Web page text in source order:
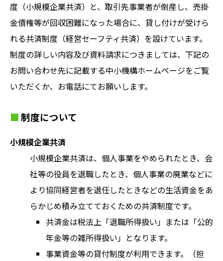
度（小規模企業共済）と、取引先事業者が倒産し、売掛
金債権等が回収困難になった場合に、貸し付けが受けら
れる共済制度（経営セーフティ共済）を設けています。
制度の詳しい内容及び資料請求につきましては、下記の
お問い合わせ先に記載する中小機構ホームページをご覧
いただくか、お電話にてお願いします。
制度について
小規模企業共済
小規模企業共済は、個人事業をやめられたとき、会
社等の役員を退職したとき、個人事業の廃業などに
より協同経営者を退任したときなどの生活資金をあ
らかじめ積み立てておくための共済制度です。
共済金は税法上「退職所得扱い」または「公的
年金等の雑所得扱い」となります。
事業資金等の貸付制度が利用できます。（担